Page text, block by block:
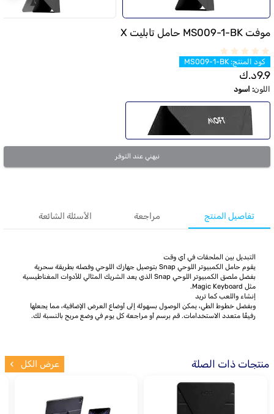
موفت MS009-1-BK حامل تابليت X
كود المنتج:
MS009-1-BK
9.9د.ك
اللون: اسود
نبهني عند التوفر
تفاصيل المنتج مراجعة الأسئلة الشائعة
التبديل بين الملحقات في أي وقت
يقوم حامل الكمبيوتر اللوحي Snap بتوصيل جهازك اللوحي وفصله بطريقة سحرية
بفضل ملصق الكمبيوتر اللوحي Snap الذي يعد الشريك المثالي للأدوات المغناطيسية
مثل Magic Keyboard.
إنشاء واللعب كما تريد
وبفضل خطوط الطي، يمكن الوصول بسهولة إلى أوضاع العرض الإضافية، مما يجعلها
رفيقًا متعدد الاستخدامات. قم برسم أو مراجعة كل يوم في وضع مريح بالنسبة لك.
منتجات ذات الصلة عرض الكل